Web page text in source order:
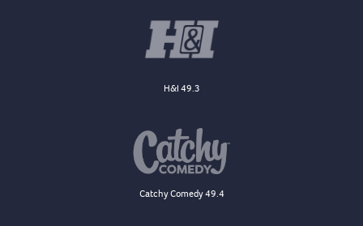
H&I 49.3
Catchy Comedy 49.4